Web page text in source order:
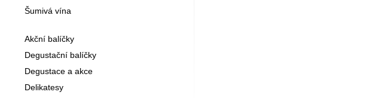
Šumivá vína
Akční balíčky
Degustační balíčky
Degustace a akce
Delikatesy